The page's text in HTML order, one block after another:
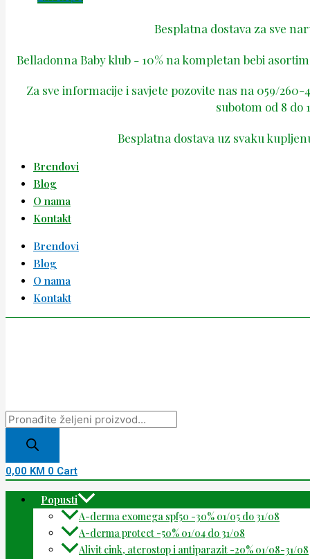
Besplatna dostava za sve
Belladonna Baby klub - 10% na kompletan bebi
Za sve informacije i savjete pozovite nas na 059/
subotom od 8 do
Besplatna dostava uz svaku
Brendovi
Blog
O nama
Kontakt
Brendovi
Blog
O nama
Kontakt
0,00 KM 0 Cart
Popusti
A-derma exomega spf50 -30% 01/05 do 31/08
A-derma protect -50% 01/04 do 31/08
Alivit cink, aterostop i antiparazit -20% 01/08-31/08